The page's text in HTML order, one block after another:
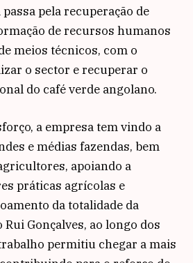
pela recuperação de
de recursos humanos
meios técnicos, com o
o sector e recuperar o
do café verde angolano.
a empresa tem vindo a
e médias fazendas, bem
apoiando a
práticas agrícolas e
da totalidade da
Gonçalves, ao longo dos
permitiu chegar a mais